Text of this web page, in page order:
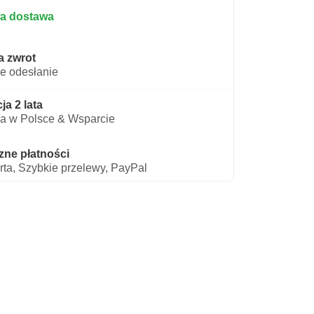
dostawa
zwrot
odesłanie
2 lata
w Polsce & Wsparcie
płatności
Szybkie przelewy, PayPal